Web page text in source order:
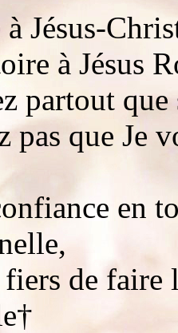
Jésus-
à Jésus
partout
pas que Je
en
de faire